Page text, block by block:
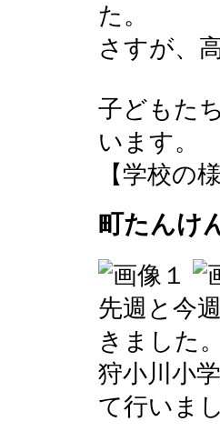
た。
さすが、
子どもた
います。
【学校の
町たんけ
先週と今
きました。
狩小川小
て行いま